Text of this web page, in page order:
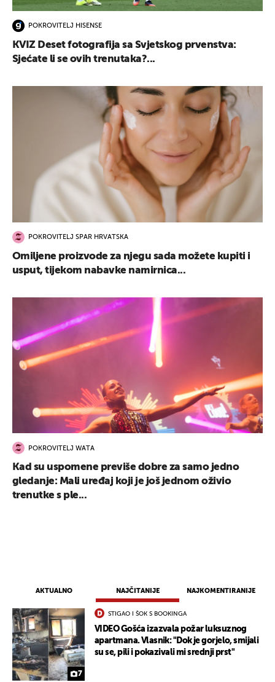
AKTUALNO NAJČITANIJE NAJKOMENTIRANIJE
7
STIGAO I ŠOK S BOOKINGA
VIDEO Gošća izazvala požar luksuznog
apartmana. Vlasnik: "Dok je gorjelo, smijali
su se, pili i pokazivali mi srednji prst"
POKROVITELJ HISENSE
KVIZ Deset fotografija sa Svjetskog prvenstva:
Sjećate li se ovih trenutaka?...
POKROVITELJ SPAR HRVATSKA
Omiljene proizvode za njegu sada možete kupiti i
usput, tijekom nabavke namirnica...
POKROVITELJ WATA
Kad su uspomene previše dobre za samo jedno
gledanje: Mali uređaj koji je još jednom oživio
trenutke s ple...